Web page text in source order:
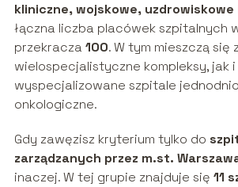
kliniczne, wojskowe,
łączna liczba placówek szpitalnych
przekracza100. W tym mieszczą się
wielospecjalistyczne kompleksy, jak i
wyspecjalizowane szpitale
onkologiczne.
Gdy zawęzisz kryterium tylko do
zarządzanych przez m.st.
inaczej. W tej grupie znajduje się 11